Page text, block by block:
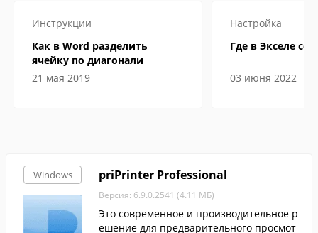
Инструкции
Как в Word разделить
ячейку по диагонали
21 мая 2019
Настройка
Где в Экселе
03 июня 2022
Windows priPrinter Professional
Версия: 6.9.0.2541 (4.11 МБ)
Это современное и производительное р
ешение для предварительного просмот